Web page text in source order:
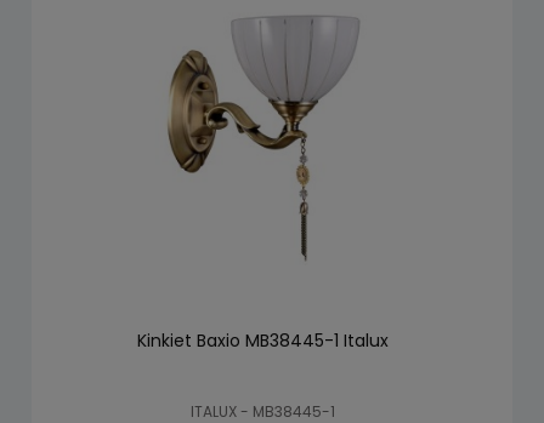
Kinkiet Baxio MB38445-1 Italux
ITALUX - MB38445-1